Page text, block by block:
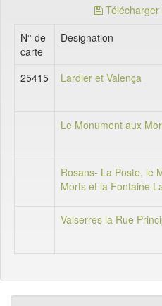
N° de
carte
Designation
25415 Lardier et Valença
Le Monument aux
Rosans- La Poste, le
Morts et la Fontaine
Valserres la Rue